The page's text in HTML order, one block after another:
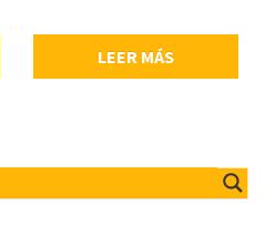
resistencia a la rotura y
estabilidad de afinación,
LEER MÁS